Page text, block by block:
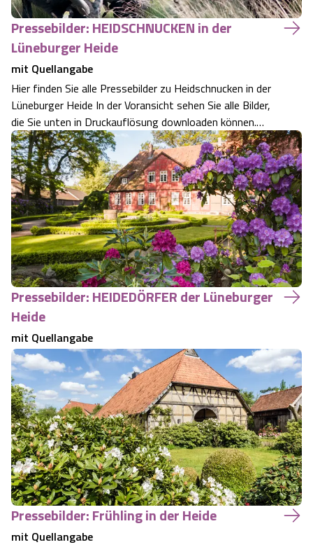
Angebote
Urlaub auf dem Bauernhof
Veranstaltungen
Battle Kart Bispingen
Adventure District Bispingen
Unterkünfte
Ausflugsziele
Pressebilder: HEIDSCHNUCKEN in der
Lüneburger Heide
mit Quellangabe
Hier finden Sie alle Pressebilder zu Heidschnucken in der
Lüneburger Heide In der Voransicht sehen Sie alle Bilder,
die Sie unten in Druckauflösung downloaden können.
Blättern Sie einfach durch. Die Bilder, Logos und Texte,
die sich auf der Webseite www.lueneburger-heide.de
befinden sind marken-, …
Pressebilder: HEIDEDÖRFER der Lüneburger
Heide
mit Quellangabe
Pressebilder: Frühling in der Heide
mit Quellangabe